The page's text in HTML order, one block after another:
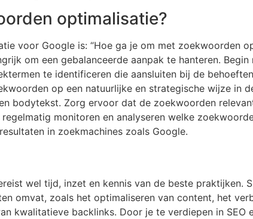
optimalisatie?
voor Google is: “Hoe ga je om met zoekwoorden
om een gebalanceerde aanpak te hanteren.
te identificeren die aansluiten bij de
op een natuurlijke en strategische wijze in
bodytekst. Zorg ervoor dat de zoekwoorden
monitoren en analyseren welke
in zoekmachines zoals Google.
wel tijd, inzet en kennis van de beste praktijken.
omvat, zoals het optimaliseren van content, het
kwalitatieve backlinks. Door je te verdiepen in SEO